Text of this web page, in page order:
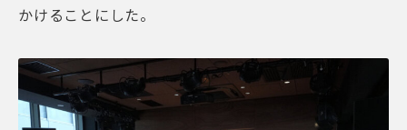
かけることにした。